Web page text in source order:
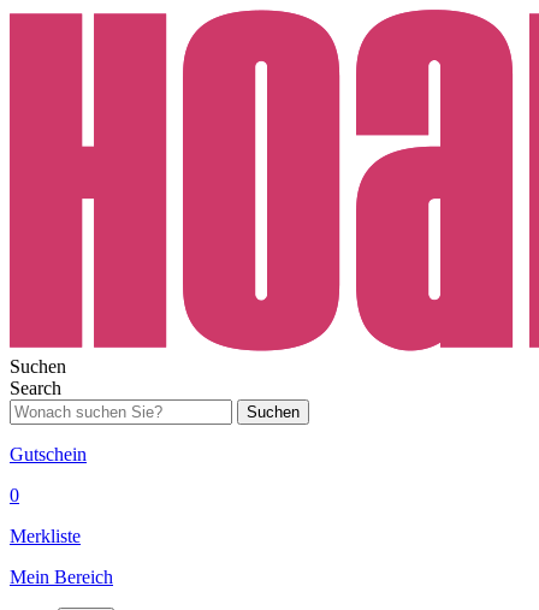
Suchen
Search
Suchen
Gutschein
0
Merkliste
Mein Bereich